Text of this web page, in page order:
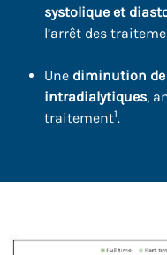
systolique et
l’arrêt des
Une diminution de
intradialytiques,
traitement1.